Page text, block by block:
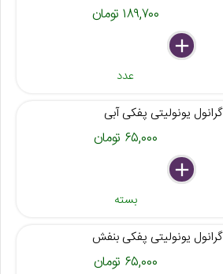
۱۸۹,۷۰۰ تومان
delete
remove
add
عدد
گرانول یونولیتی پفکی آبی
۶۵,۰۰۰ تومان
delete
remove
add
بسته
گرانول یونولیتی پفکی بنفش
۶۵,۰۰۰ تومان